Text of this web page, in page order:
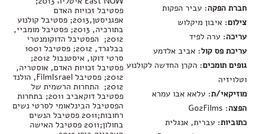
פסטיבל זכויות האדם
אפגניסטן,2013; פסטיבל קולנוע
בתורכיה, 2013; פסטיבל מומביי,
2012; הפסטיבל הדוקומנטרי
בבלגרד, 2012; פסטיבל 1001
סרטי דוקו, איסטנבול 2012;
פסטיבל זכויות האדם, אוסטריה,
2012; פסטיבל FilmIsrael, הולנד
2012; התחרות הרשמית של
פסטיבל דוקאביב 2011; בתחרות
הפסטיבל הבינלאומי לסרטי נשים
רחובות;2011 פסטיבל הנשים
בחולון;2011 פסטיבל האישה
חברת הפקה: עביר הפקות
צילום: איבון מיקלוש
עריכה: ערה לפיד
עריכת פס קול: אביב אלדמע
גופים תומכים: הקרן החדשה לקולנוע
וטלויזיה
מוזיקאי/ת: עלאא אבו עמרא
הפצה: Go2Films
כתוביות: עברית, אנגלית